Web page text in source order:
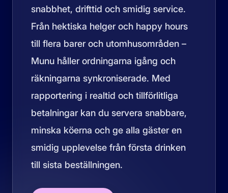
snabbhet, drifttid och smidig service.
Från hektiska helger och happy hours
till flera barer och utomhusområden –
Munu håller ordningarna igång och
räkningarna synkroniserade. Med
rapportering i realtid och tillförlitliga
betalningar kan du servera snabbare,
minska köerna och ge alla gäster en
smidig upplevelse från första drinken
till sista beställningen.